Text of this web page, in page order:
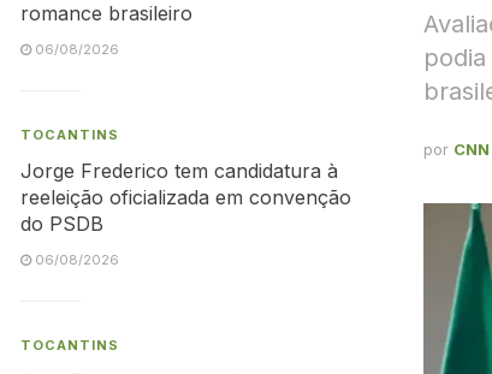
por CNN
romance brasileiro
06/08/2026
TOCANTINS
Jorge Frederico tem candidatura à
reeleição oficializada em convenção
do PSDB
06/08/2026
TOCANTINS